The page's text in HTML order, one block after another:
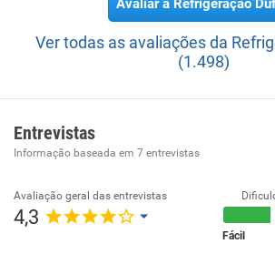
Avaliar a Refrigeração
Ver todas as avaliações da
(1.498)
Entrevistas
Informação baseada em 7 entrevistas
Avaliação geral das entrevistas
4,3
Fácil